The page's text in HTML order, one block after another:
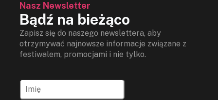
Nasz Newsletter
Bądź na bieżąco
Zapisz się do naszego newslettera, aby
otrzymywać najnowsze informacje związane z
festiwalem, promocjami i nie tylko.